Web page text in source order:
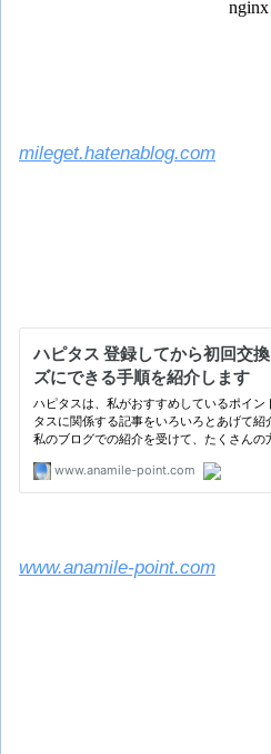
mileget.hatenablog.com
www.anamile-point.com